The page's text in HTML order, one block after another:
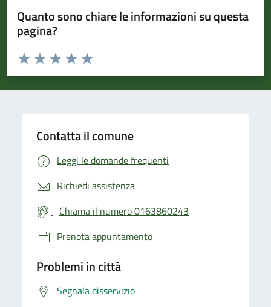
Quanto sono chiare le informazioni su questa
pagina?
Valuta da 1 a 5 stelle la pagina
Valuta 5 stelle su 5
Valuta 4 stelle su 5
Valuta 3 stelle su 5
Valuta 2 stelle su 5
Valuta 1 stelle su 5
Contatta il comune
Leggi le domande frequenti
Richiedi assistenza
Chiama il numero 0163860243
Prenota appuntamento
Problemi in città
Segnala disservizio